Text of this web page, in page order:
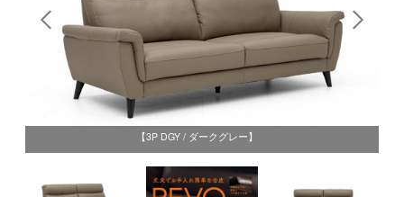
【3P DGY / ダークグレー】